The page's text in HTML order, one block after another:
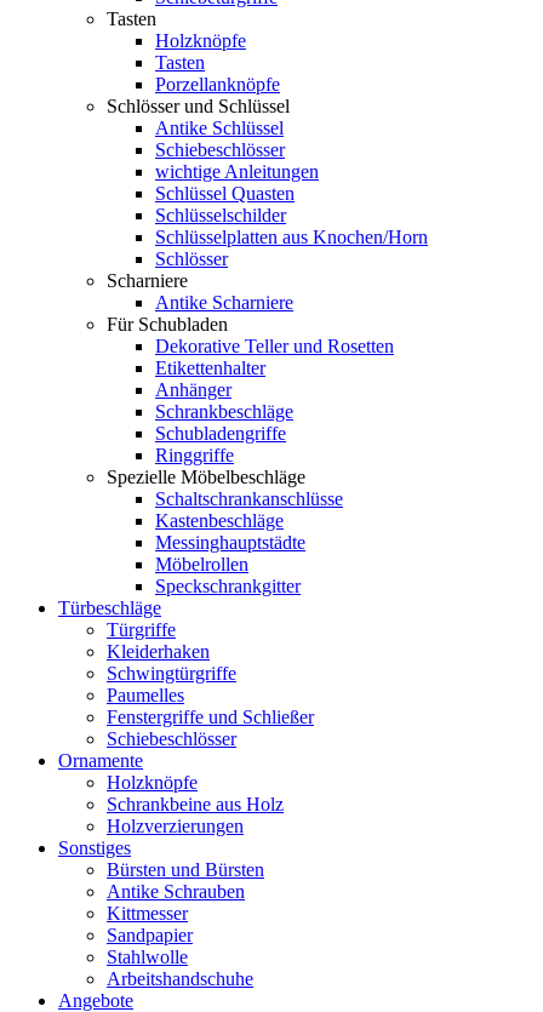
Tasten
Holzknöpfe
Tasten
Porzellanknöpfe
Schlösser und Schlüssel
Antike Schlüssel
Schiebeschlösser
wichtige Anleitungen
Schlüssel Quasten
Schlüsselschilder
Schlüsselplatten aus Knochen/Horn
Schlösser
Scharniere
Antike Scharniere
Für Schubladen
Dekorative Teller und Rosetten
Etikettenhalter
Anhänger
Schrankbeschläge
Schubladengriffe
Ringgriffe
Spezielle Möbelbeschläge
Schaltschrankanschlüsse
Kastenbeschläge
Messinghauptstädte
Möbelrollen
Speckschrankgitter
Türbeschläge
Türgriffe
Kleiderhaken
Schwingtürgriffe
Paumelles
Fenstergriffe und Schließer
Schiebeschlösser
Ornamente
Holzknöpfe
Schrankbeine aus Holz
Holzverzierungen
Sonstiges
Bürsten und Bürsten
Antike Schrauben
Kittmesser
Sandpapier
Stahlwolle
Arbeitshandschuhe
Angebote